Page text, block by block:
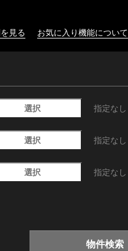
見る お気に入り機能について
選択 指定なし
選択 指定なし
選択 指定なし
物件検索